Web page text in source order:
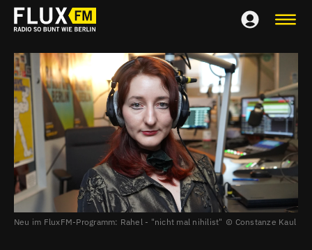
Neu im FluxFM-Programm: Rahel - "nicht mal nihilist" Constanze Kaul